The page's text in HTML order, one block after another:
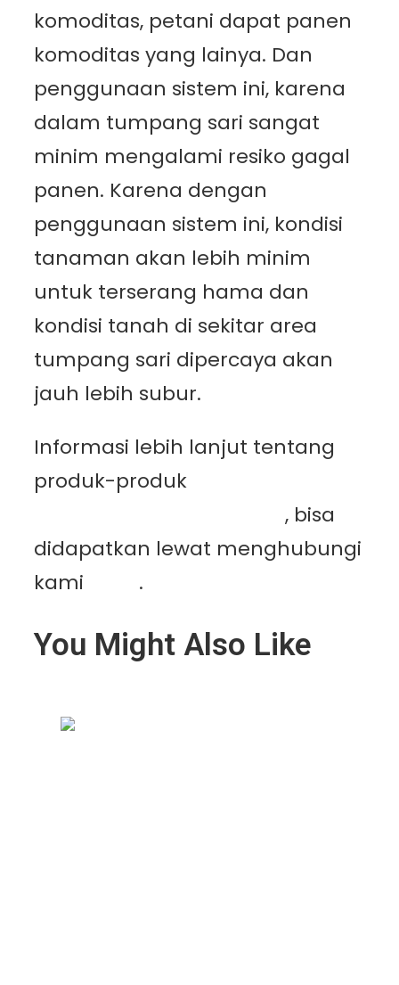
komoditas, petani dapat panen
komoditas yang lainya. Dan
penggunaan sistem ini, karena
dalam tumpang sari sangat
minim mengalami resiko gagal
panen. Karena dengan
penggunaan sistem ini, kondisi
tanaman akan lebih minim
untuk terserang hama dan
kondisi tanah di sekitar area
tumpang sari dipercaya akan
jauh lebih subur.
Informasi lebih lanjut tentang
produk-produk
, bisa
didapatkan lewat menghubungi
kami
.
You Might Also Like